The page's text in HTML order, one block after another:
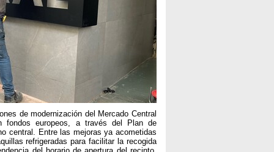
de modernización del Mercado Central
fondos europeos, a través del Plan de
central. Entre las mejoras ya acometidas
refrigeradas para facilitar la recogida